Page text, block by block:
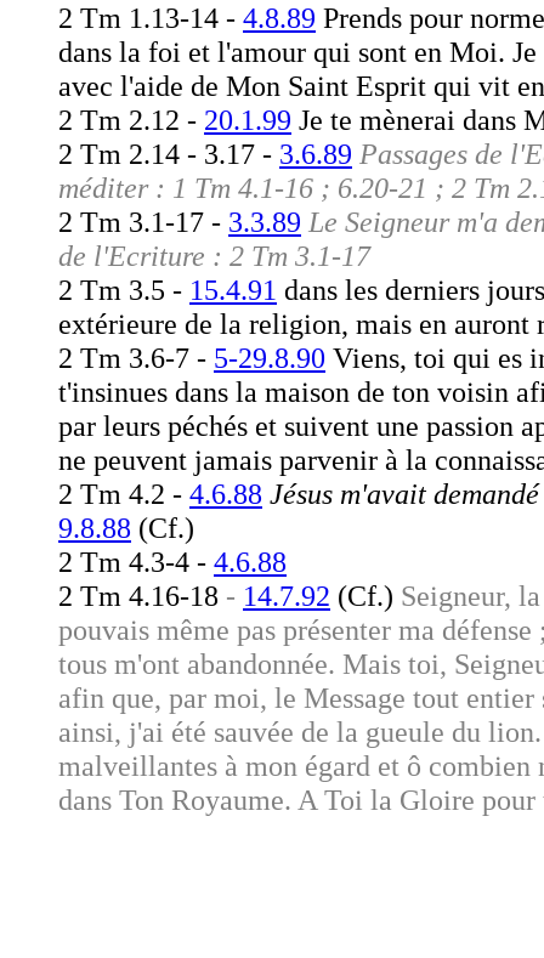
2 Tm 1.13-14 - 4.8.89 Prends pour
dans la foi et l'amour qui sont en Moi.
avec l'aide de Mon Saint Esprit qui vit
2 Tm 2.12 - 20.1.99 Je te mènerai dans
2 Tm 2.14 - 3.17 - 3.6.89 Passages de
méditer : 1 Tm 4.1-16 ; 6.20-21 ; 2 Tm
2 Tm 3.1-17 - 3.3.89 Le Seigneur m'a
de l'Ecriture : 2 Tm 3.1-17
2 Tm 3.5 - 15.4.91 dans les derniers
extérieure de la religion, mais en auront
2 Tm 3.6-7 - 5-29.8.90 Viens, toi qui es
t'insinues dans la maison de ton voisin
par leurs péchés et suivent une passion
ne peuvent jamais parvenir à la
2 Tm 4.2 - 4.6.88 Jésus m'avait
9.8.88 (Cf.)
2 Tm 4.3-4 - 4.6.88
2 Tm 4.16-18 - 14.7.92 (Cf.) Seigneur,
pouvais même pas présenter ma
tous m'ont abandonnée. Mais toi,
afin que, par moi, le Message tout
ainsi, j'ai été sauvée de la gueule du
malveillantes à mon égard et ô combien
dans Ton Royaume. A Toi la Gloire